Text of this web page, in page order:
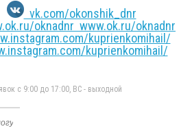
vk.com/okonshik_dnr
www.ok.ru/oknadnr
kuprienkomihail/
с 9:00 до 17:00, ВС - выходной